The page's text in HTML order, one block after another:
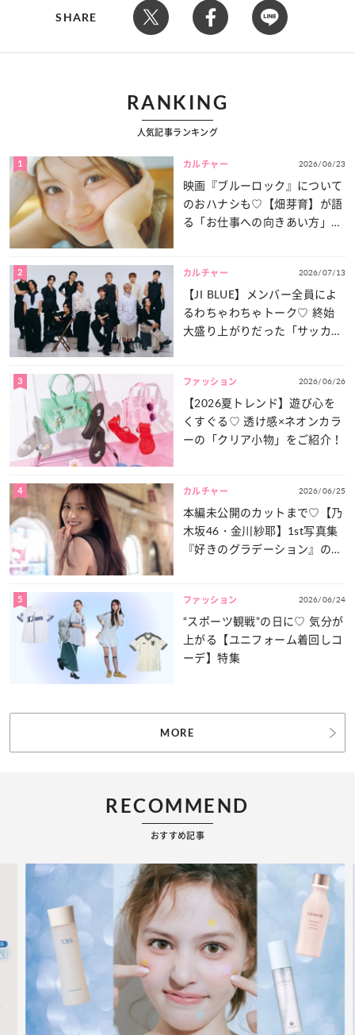
SHARE
RANKING
人気記事ランキング
1 カルチャー 2026/06/23
映画『ブルーロック』について
のおハナシも♡【畑芽育】が語
る「お仕事への向きあい方」と
2 カルチャー 2026/07/13
【JI BLUE】メンバー全員によ
るわちゃわちゃトーク♡ 終始
大盛り上がりだった「サッカー
3 ファッション 2026/06/26
【2026夏トレンド】遊び心を
くすぐる♡ 透け感×ネオンカラ
ーの「クリア小物」をご紹介！
4 カルチャー 2026/06/25
本編未公開のカットまで♡【乃
木坂46・金川紗耶】1st写真集
『好きのグラデーション』の魅
5 ファッション 2026/06/24
“スポーツ観戦”の日に♡ 気分が
上がる【ユニフォーム着回しコ
ーデ】特集
MORE
RECOMMEND
おすすめ記事